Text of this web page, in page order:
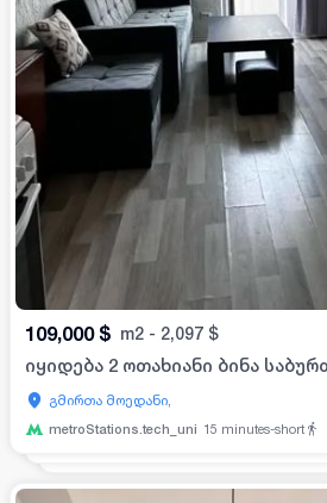
109,000 $ m2 - 2,097 $
იყიდება 2 ოთახიანი ბინა
გმირთა მოედანი,
metroStations.tech_uni 15 minutes-short